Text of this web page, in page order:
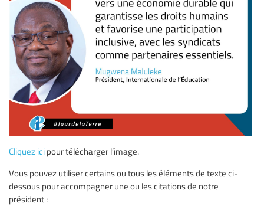
Cliquez ici pour télécharger l’image.
Vous pouvez utiliser certains ou tous les éléments de texte ci-
dessous pour accompagner une ou les citations de notre
président :